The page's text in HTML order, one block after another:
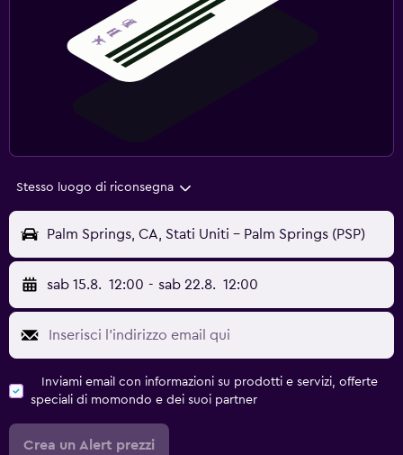
Stesso luogo di riconsegna
Palm Springs, CA, Stati Uniti - Palm Springs (PSP)
sab 15.8. 12:00 - sab 22.8. 12:00
Inviami email con informazioni su prodotti e servizi, offerte
speciali di momondo e dei suoi partner
Crea un Alert prezzi